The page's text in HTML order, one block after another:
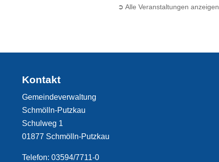
➲ Alle Veranstaltungen anzeigen
Kontakt
Gemeindeverwaltung
Schmölln-Putzkau
Schulweg 1
01877 Schmölln-Putzkau
Telefon: 03594/7711-0